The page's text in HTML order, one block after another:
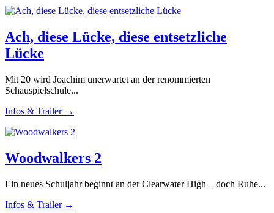
Ach, diese Lücke, diese entsetzliche
Lücke
Mit 20 wird Joachim unerwartet an der renommierten
Schauspielschule...
Infos & Trailer →
Woodwalkers 2
Ein neues Schuljahr beginnt an der Clearwater High – doch Ruhe...
Infos & Trailer →